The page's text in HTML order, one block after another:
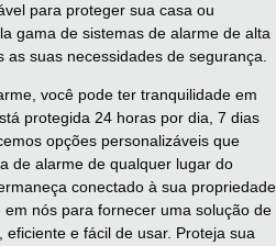
para proteger sua casa ou
gama de sistemas de alarme de alta
suas necessidades de segurança.
você pode ter tranquilidade em
protegida 24 horas por dia, 7 dias
opções personalizáveis que
de alarme de qualquer lugar do
conectado à sua propriedade
nós para fornecer uma solução de
e fácil de usar. Proteja sua